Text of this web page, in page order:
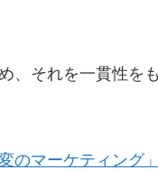
、それを一貫性を
のマーケティング